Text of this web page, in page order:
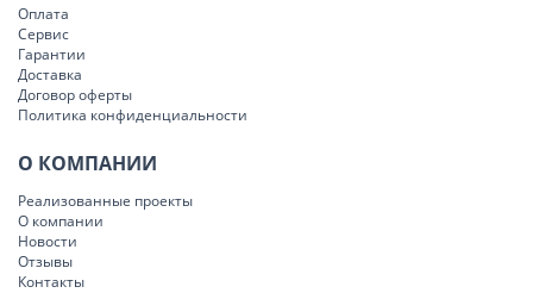
Оплата
Сервис
Гарантии
Доставка
Договор оферты
Политика конфиденциальности
О КОМПАНИИ
Реализованные проекты
О компании
Новости
Отзывы
Контакты